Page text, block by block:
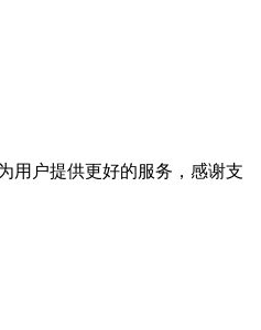
用户提供更好的服务，感谢支